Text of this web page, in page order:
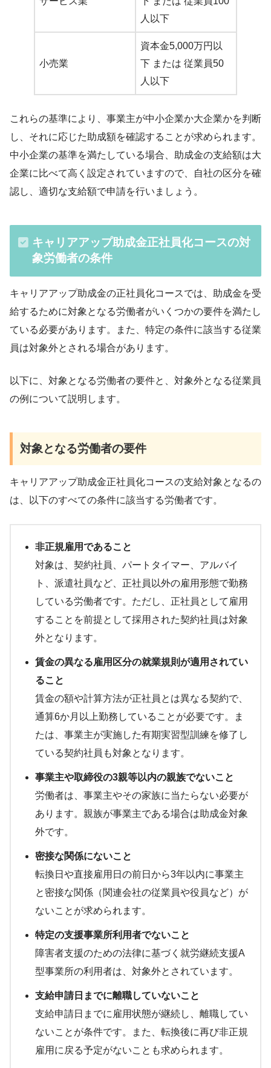
人以下
小売業
資本金5,000万円以
下 または 従業員50
人以下
これらの基準により、事業主が中小企業か大企業かを判断
し、それに応じた助成額を確認することが求められます。
中小企業の基準を満たしている場合、助成金の支給額は大
企業に比べて高く設定されていますので、自社の区分を確
認し、適切な支給額で申請を行いましょう。
キャリアアップ助成金正社員化コースの対
象労働者の条件
キャリアアップ助成金の正社員化コースでは、助成金を受
給するために対象となる労働者がいくつかの要件を満たし
ている必要があります。また、特定の条件に該当する従業
員は対象外とされる場合があります。
以下に、対象となる労働者の要件と、対象外となる従業員
の例について説明します。
対象となる労働者の要件
キャリアアップ助成金正社員化コースの支給対象となるの
は、以下のすべての条件に該当する労働者です。
非正規雇用であること
対象は、契約社員、パートタイマー、アルバイ
ト、派遣社員など、正社員以外の雇用形態で勤務
している労働者です。ただし、正社員として雇用
することを前提として採用された契約社員は対象
外となります。
賃金の異なる雇用区分の就業規則が適用されてい
ること
賃金の額や計算方法が正社員とは異なる契約で、
通算6か月以上勤務していることが必要です。ま
たは、事業主が実施した有期実習型訓練を修了し
ている契約社員も対象となります。
事業主や取締役の3親等以内の親族でないこと
労働者は、事業主やその家族に当たらない必要が
あります。親族が事業主である場合は助成金対象
外です。
密接な関係にないこと
転換日や直接雇用日の前日から3年以内に事業主
と密接な関係（関連会社の従業員や役員など）が
ないことが求められます。
特定の支援事業所利用者でないこと
障害者支援のための法律に基づく就労継続支援A
型事業所の利用者は、対象外とされています。
支給申請日までに離職していないこと
支給申請日までに雇用状態が継続し、離職してい
ないことが条件です。また、転換後に再び非正規
雇用に戻る予定がないことも求められます。